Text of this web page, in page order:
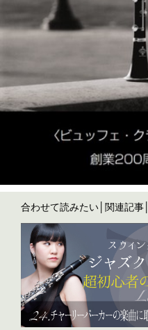
合わせて読みたい│関連記事│